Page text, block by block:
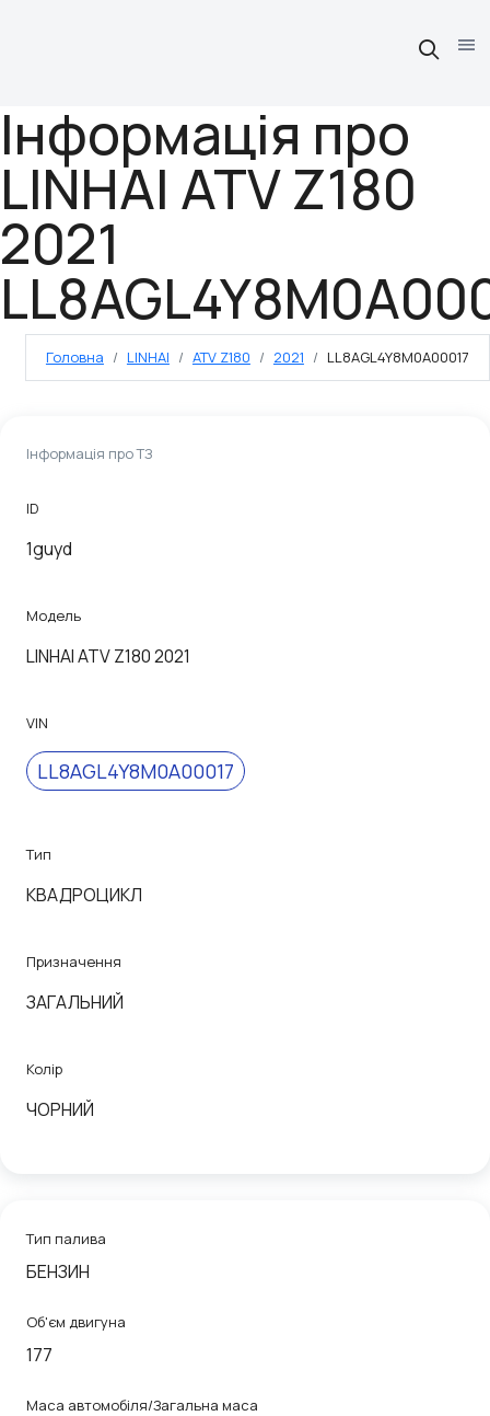
Інформація про
LINHAI ATV Z180
2021
Головна LINHAI ATV Z180 2021 LL8AGL4Y8M0A00017
Інформація про ТЗ
ID
1guyd
Модель
LINHAI ATV Z180 2021
VIN
LL8AGL4Y8M0A00017
Тип
КВАДРОЦИКЛ
Призначення
ЗАГАЛЬНИЙ
Колір
ЧОРНИЙ
Тип палива
БЕНЗИН
Об'єм двигуна
177
Маса автомобіля/Загальна маса